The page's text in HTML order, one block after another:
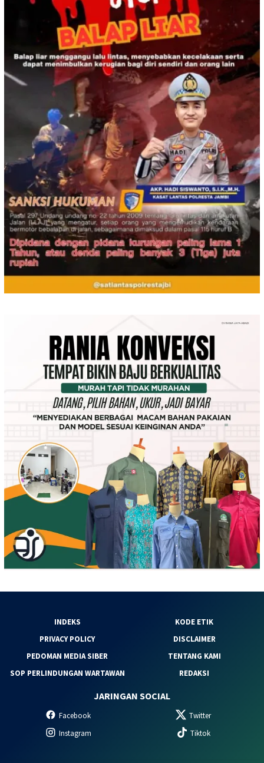
INDEKS
KODE ETIK
PRIVACY POLICY
DISCLAIMER
PEDOMAN MEDIA SIBER
TENTANG KAMI
SOP PERLINDUNGAN WARTAWAN
REDAKSI
JARINGAN SOCIAL
Facebook
Twitter
Instagram
Tiktok